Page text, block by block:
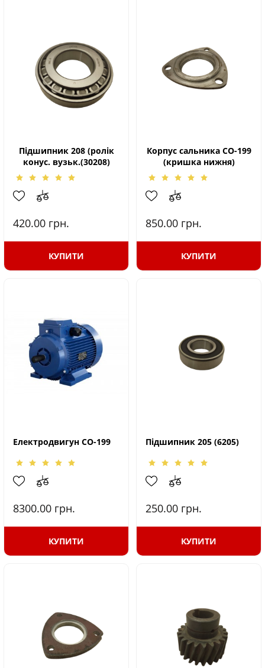
Підшипник 208 (ролік
конус. вузьк.(30208)
420.00 грн.
КУПИТИ
Корпус сальника СО-199
(кришка нижня)
850.00 грн.
КУПИТИ
Електродвигун СО-199
8300.00 грн.
КУПИТИ
Підшипник 205 (6205)
250.00 грн.
КУПИТИ